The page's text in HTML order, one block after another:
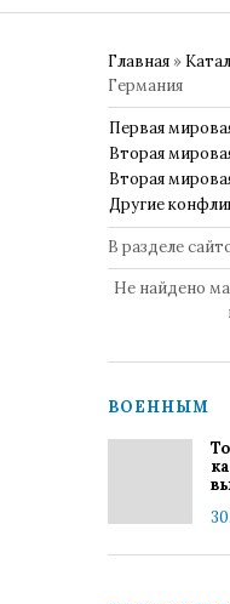
Главная »
Германия
Первая
Вторая
Вторая
Другие
В разделе
Не найдено
ВОЕННЫМ